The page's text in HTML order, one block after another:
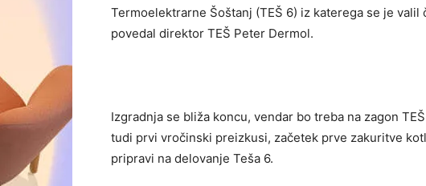
Termoelektrarne Šoštanj (TEŠ 6) iz katerega se je
povedal direktor TEŠ Peter Dermol.
Izgradnja se bliža koncu, vendar bo treba na zagon
tudi prvi vročinski preizkusi, začetek prve zakuritve
pripravi na delovanje Teša 6.